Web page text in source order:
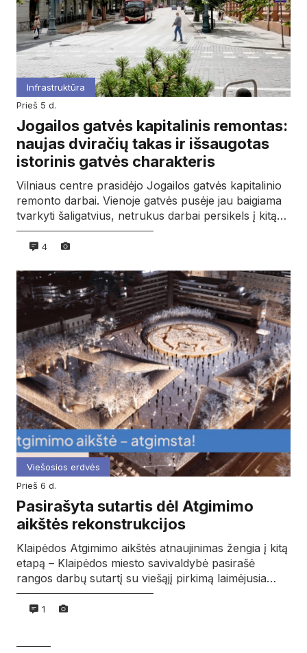
Infrastruktūra
prieš 5 d.
Jogailos gatvės kapitalinis remontas:
naujas dviračių takas ir išsaugotas
istorinis gatvės charakteris
Vilniaus centre prasidėjo Jogailos gatvės kapitalinio
remonto darbai. Vienoje gatvės pusėje jau baigiama
tvarkyti šaligatvius, netrukus darbai persikels į kitą…
4
Viešosios erdvės
prieš 6 d.
Pasirašyta sutartis dėl Atgimimo
aikštės rekonstrukcijos
Klaipėdos Atgimimo aikštės atnaujinimas žengia į kitą
etapą – Klaipėdos miesto savivaldybė pasirašė
rangos darbų sutartį su viešąjį pirkimą laimėjusia…
1